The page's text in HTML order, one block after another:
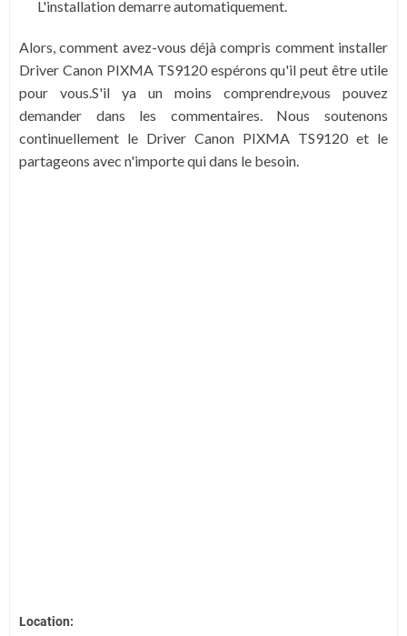
L'installation demarre automatiquement.
Alors, comment avez-vous déjà compris comment installer
Driver Canon PIXMA TS9120 espérons qu'il peut être utile
pour vous.S'il ya un moins comprendre,vous pouvez
demander dans les commentaires. Nous soutenons
continuellement le Driver Canon PIXMA TS9120 et le
partageons avec n'importe qui dans le besoin.
Location: